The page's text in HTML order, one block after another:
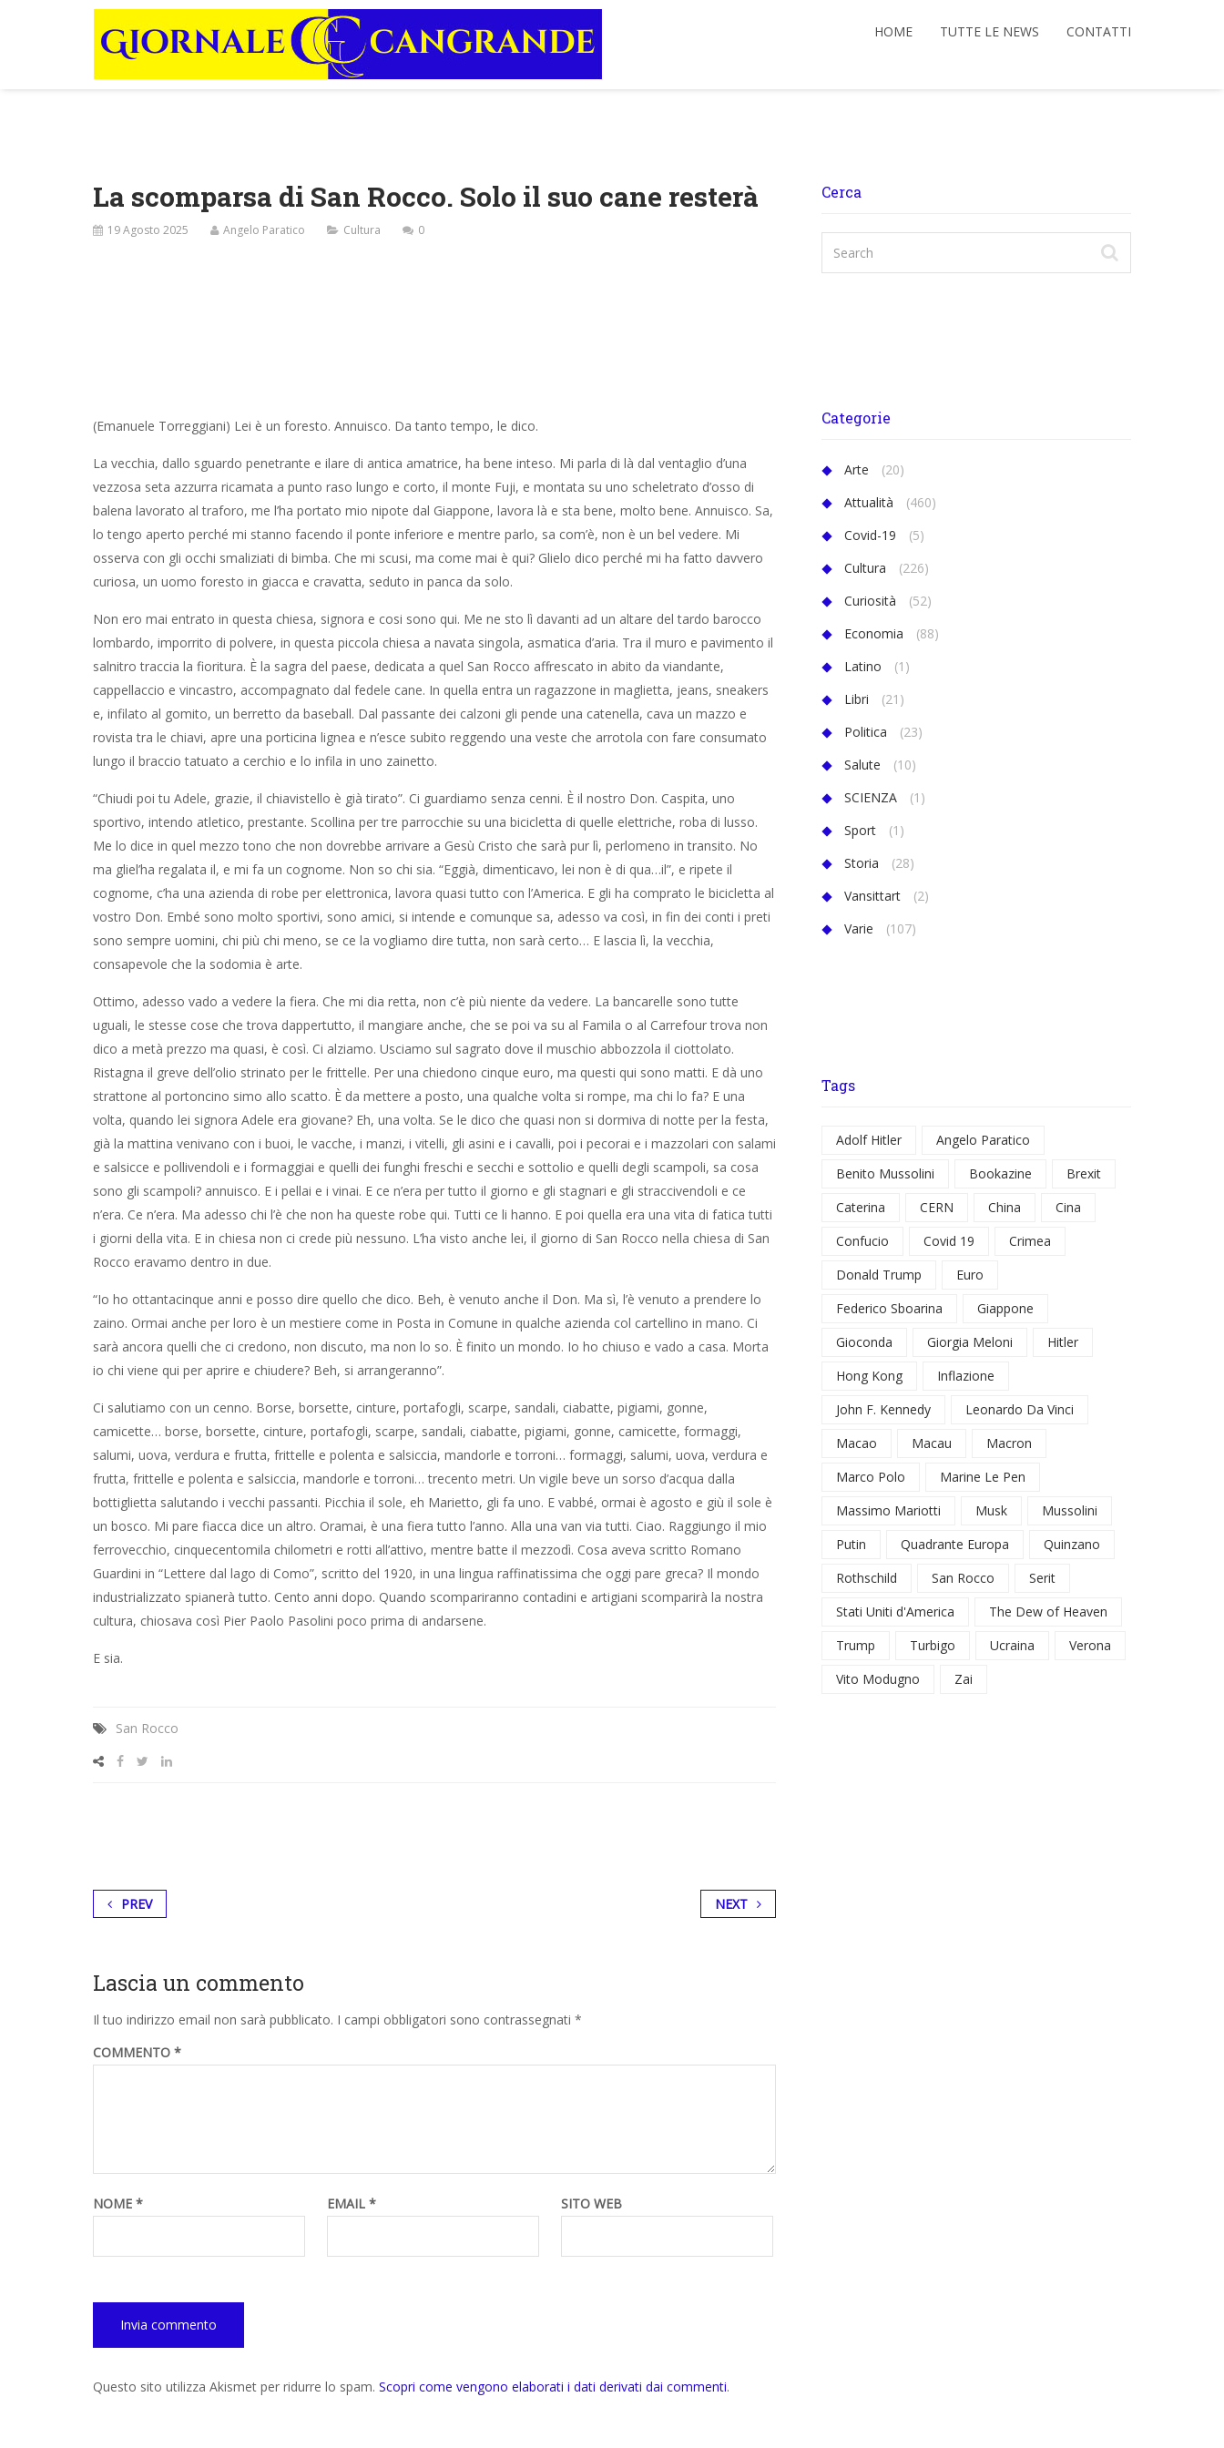
HOME TUTTE LE NEWS CONTATTI
La scomparsa di San Rocco. Solo il suo cane resterà
19 Agosto 2025 Angelo Paratico Cultura 0
(Emanuele Torreggiani) Lei è un foresto. Annuisco. Da tanto tempo, le dico.
La vecchia, dallo sguardo penetrante e ilare di antica amatrice, ha bene inteso. Mi parla di là dal ventaglio d’una
vezzosa seta azzurra ricamata a punto raso lungo e corto, il monte Fuji, e montata su uno scheletrato d’osso di
balena lavorato al traforo, me l’ha portato mio nipote dal Giappone, lavora là e sta bene, molto bene. Annuisco. Sa,
lo tengo aperto perché mi stanno facendo il ponte inferiore e mentre parlo, sa com’è, non è un bel vedere. Mi
osserva con gli occhi smaliziati di bimba. Che mi scusi, ma come mai è qui? Glielo dico perché mi ha fatto davvero
curiosa, un uomo foresto in giacca e cravatta, seduto in panca da solo.
Non ero mai entrato in questa chiesa, signora e cosi sono qui. Me ne sto lì davanti ad un altare del tardo barocco
lombardo, imporrito di polvere, in questa piccola chiesa a navata singola, asmatica d’aria. Tra il muro e pavimento il
salnitro traccia la fioritura. È la sagra del paese, dedicata a quel San Rocco affrescato in abito da viandante,
cappellaccio e vincastro, accompagnato dal fedele cane. In quella entra un ragazzone in maglietta, jeans, sneakers
e, infilato al gomito, un berretto da baseball. Dal passante dei calzoni gli pende una catenella, cava un mazzo e
rovista tra le chiavi, apre una porticina lignea e n’esce subito reggendo una veste che arrotola con fare consumato
lungo il braccio tatuato a cerchio e lo infila in uno zainetto.
“Chiudi poi tu Adele, grazie, il chiavistello è già tirato”. Ci guardiamo senza cenni. È il nostro Don. Caspita, uno
sportivo, intendo atletico, prestante. Scollina per tre parrocchie su una bicicletta di quelle elettriche, roba di lusso.
Me lo dice in quel mezzo tono che non dovrebbe arrivare a Gesù Cristo che sarà pur lì, perlomeno in transito. No
ma gliel’ha regalata il, e mi fa un cognome. Non so chi sia. “Eggià, dimenticavo, lei non è di qua…il”, e ripete il
cognome, c’ha una azienda di robe per elettronica, lavora quasi tutto con l’America. E gli ha comprato le bicicletta al
vostro Don. Embé sono molto sportivi, sono amici, si intende e comunque sa, adesso va così, in fin dei conti i preti
sono sempre uomini, chi più chi meno, se ce la vogliamo dire tutta, non sarà certo… E lascia lì, la vecchia,
consapevole che la sodomia è arte.
Ottimo, adesso vado a vedere la fiera. Che mi dia retta, non c’è più niente da vedere. La bancarelle sono tutte
uguali, le stesse cose che trova dappertutto, il mangiare anche, che se poi va su al Famila o al Carrefour trova non
dico a metà prezzo ma quasi, è così. Ci alziamo. Usciamo sul sagrato dove il muschio abbozzola il ciottolato.
Ristagna il greve dell’olio strinato per le frittelle. Per una chiedono cinque euro, ma questi qui sono matti. E dà uno
strattone al portoncino simo allo scatto. È da mettere a posto, una qualche volta si rompe, ma chi lo fa? E una
volta, quando lei signora Adele era giovane? Eh, una volta. Se le dico che quasi non si dormiva di notte per la festa,
già la mattina venivano con i buoi, le vacche, i manzi, i vitelli, gli asini e i cavalli, poi i pecorai e i mazzolari con salami
e salsicce e pollivendoli e i formaggiai e quelli dei funghi freschi e secchi e sottolio e quelli degli scampoli, sa cosa
sono gli scampoli? annuisco. E i pellai e i vinai. E ce n’era per tutto il giorno e gli stagnari e gli straccivendoli e ce
n’era. Ce n’era. Ma adesso chi l’è che non ha queste robe qui. Tutti ce li hanno. E poi quella era una vita di fatica tutti
i giorni della vita. E in chiesa non ci crede più nessuno. L’ha visto anche lei, il giorno di San Rocco nella chiesa di San
Rocco eravamo dentro in due.
“Io ho ottantacinque anni e posso dire quello che dico. Beh, è venuto anche il Don. Ma sì, l’è venuto a prendere lo
zaino. Ormai anche per loro è un mestiere come in Posta in Comune in qualche azienda col cartellino in mano. Ci
sarà ancora quelli che ci credono, non discuto, ma non lo so. È finito un mondo. Io ho chiuso e vado a casa. Morta
io chi viene qui per aprire e chiudere? Beh, si arrangeranno”.
Ci salutiamo con un cenno. Borse, borsette, cinture, portafogli, scarpe, sandali, ciabatte, pigiami, gonne,
camicette… borse, borsette, cinture, portafogli, scarpe, sandali, ciabatte, pigiami, gonne, camicette, formaggi,
salumi, uova, verdura e frutta, frittelle e polenta e salsiccia, mandorle e torroni… formaggi, salumi, uova, verdura e
frutta, frittelle e polenta e salsiccia, mandorle e torroni… trecento metri. Un vigile beve un sorso d’acqua dalla
bottiglietta salutando i vecchi passanti. Picchia il sole, eh Marietto, gli fa uno. E vabbé, ormai è agosto e giù il sole è
un bosco. Mi pare fiacca dice un altro. Oramai, è una fiera tutto l’anno. Alla una van via tutti. Ciao. Raggiungo il mio
ferrovecchio, cinquecentomila chilometri e rotti all’attivo, mentre batte il mezzodì. Cosa aveva scritto Romano
Guardini in “Lettere dal lago di Como”, scritto del 1920, in una lingua raffinatissima che oggi pare greca? Il mondo
industrializzato spianerà tutto. Cento anni dopo. Quando scompariranno contadini e artigiani scomparirà la nostra
cultura, chiosava così Pier Paolo Pasolini poco prima di andarsene.
E sia.
San Rocco
PREV NEXT
Lascia un commento
Il tuo indirizzo email non sarà pubblicato. I campi obbligatori sono contrassegnati *
COMMENTO *
NOME * EMAIL * SITO WEB
Questo sito utilizza Akismet per ridurre lo spam. Scopri come vengono elaborati i dati derivati dai commenti.
Cerca
Categorie
Arte
(20)
Attualità
(460)
Covid-19
(5)
Cultura
(226)
Curiosità
(52)
Economia
(88)
Latino
(1)
Libri
(21)
Politica
(23)
Salute
(10)
SCIENZA
(1)
Sport
(1)
Storia
(28)
Vansittart
(2)
Varie
(107)
Tags
Adolf Hitler
Angelo Paratico
Benito Mussolini
Bookazine
Brexit
Caterina
CERN China
Cina
Confucio
Covid 19
Crimea
Donald Trump
Euro
Federico Sboarina
Giappone
Gioconda
Giorgia Meloni
Hitler
Hong Kong
Inflazione
John F. Kennedy
Leonardo Da Vinci
Macao
Macau
Macron
Marco Polo
Marine Le Pen
Massimo Mariotti
Musk
Mussolini
Putin
Quadrante Europa
Quinzano
Rothschild
San Rocco
Serit
Stati Uniti d'America
The Dew of Heaven
Trump
Turbigo Ucraina
Verona
Vito Modugno
Zai